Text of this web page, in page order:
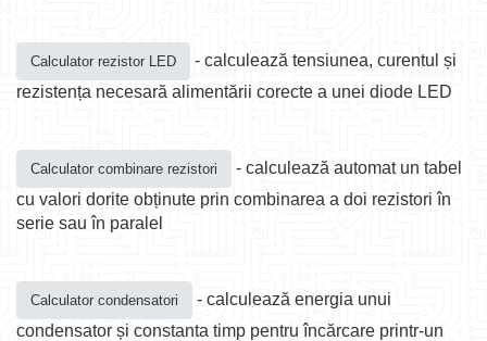
Calculator rezistor LED
- calculează tensiunea, curentul și
rezistența necesară alimentării corecte a unei diode LED
Calculator combinare rezistori
- calculează automat un tabel
cu valori dorite obținute prin combinarea a doi rezistori în
serie sau în paralel
Calculator condensatori
- calculează energia unui
condensator și constanta timp pentru încărcare printr-un